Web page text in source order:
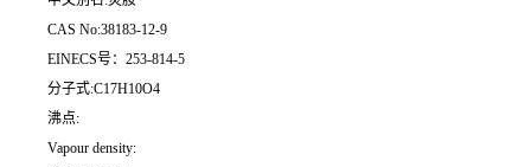
CAS No:38183-12-9
EINECS号：253-814-5
分子式:C17H10O4
沸点:
Vapour density: